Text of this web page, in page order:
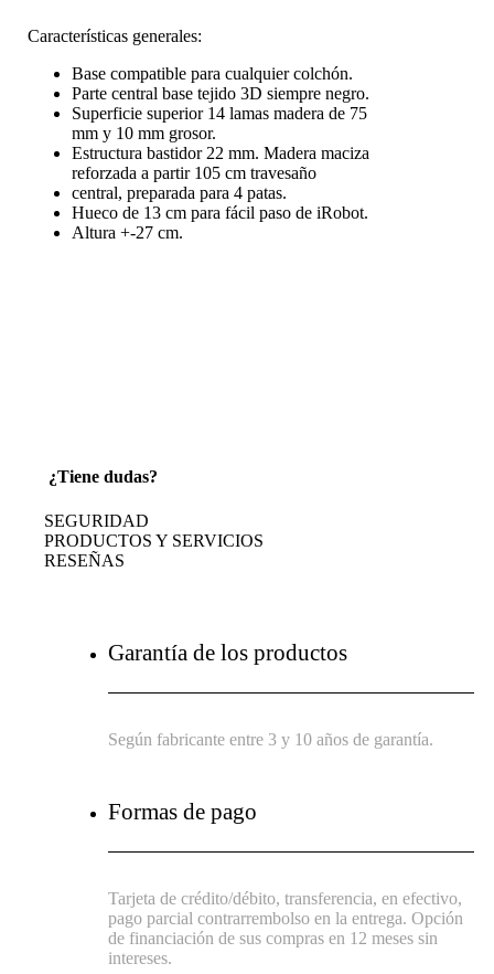
Características generales:
Base compatible para cualquier colchón.
Parte central base tejido 3D siempre negro.
Superficie superior 14 lamas madera de 75
mm y 10 mm grosor.
Estructura bastidor 22 mm. Madera maciza
reforzada a partir 105 cm travesaño
central, preparada para 4 patas.
Hueco de 13 cm para fácil paso de iRobot.
Altura +-27 cm.
¿Tiene dudas?
SEGURIDAD
PRODUCTOS Y SERVICIOS
RESEÑAS
Garantía de los productos
Según fabricante entre 3 y 10 años de garantía.
Formas de pago
Tarjeta de crédito/débito, transferencia, en efectivo,
pago parcial contrarrembolso en la entrega. Opción
de financiación de sus compras en 12 meses sin
intereses.